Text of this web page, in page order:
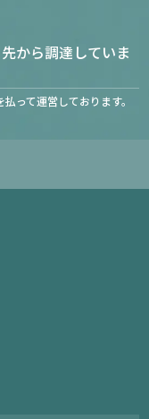
から調達していま
って運営しております。